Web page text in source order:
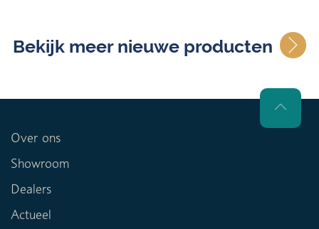
Bekijk meer nieuwe producten
Over ons
Showroom
Dealers
Actueel